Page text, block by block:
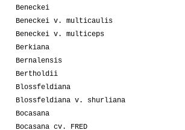
Beneckei
Beneckei v. multicaulis
Beneckei v. multiceps
Berkiana
Bernalensis
Bertholdii
Blossfeldiana
Blossfeldiana v. shurliana
Bocasana
Bocasana cv. FRED